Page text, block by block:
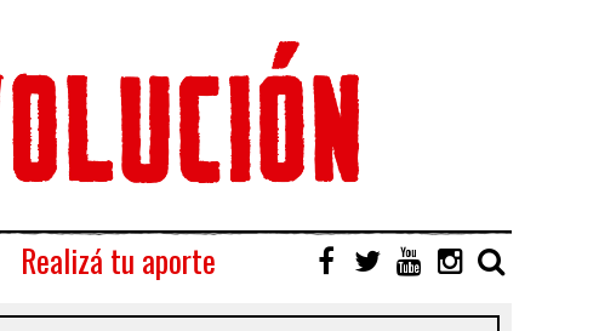
Realizá tu aporte